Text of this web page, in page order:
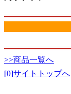
>>商品一覧へ
[0]サイトトップへ